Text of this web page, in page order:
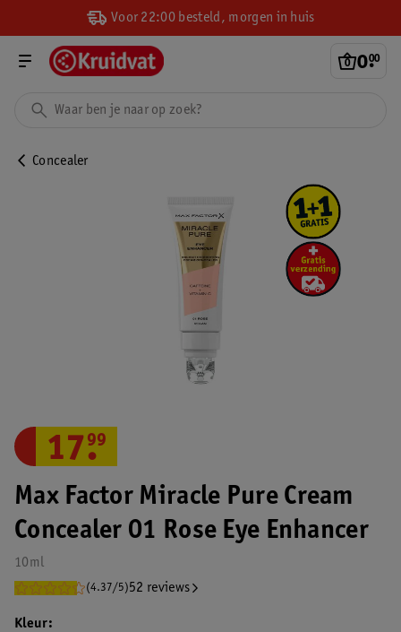
Voor 22:00 besteld, morgen in huis
0.
00
Concealer
Max Factor Miracle Pure Cream
Concealer 01 Rose Eye Enhancer
10ml
(4.37/5)52 reviews
17.
99
Kleur